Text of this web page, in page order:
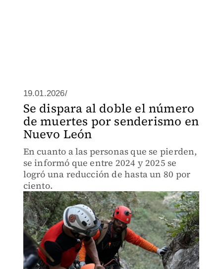
19.01.2026/
Se dispara al doble el número
de muertes por senderismo en
Nuevo León
En cuanto a las personas que se pierden,
se informó que entre 2024 y 2025 se
logró una reducción de hasta un 80 por
ciento.